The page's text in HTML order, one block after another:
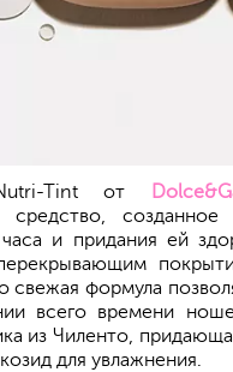
Tint от
средство, созданное
и придания ей
свежая формула
всего времени
из Чиленто,
для увлажнения.